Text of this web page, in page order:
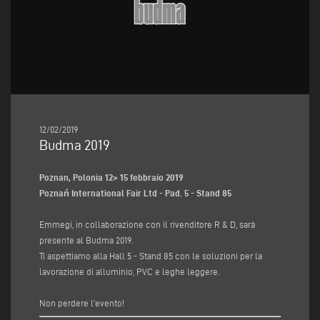
12/02/2019
Budma 2019
Poznan, Polonia 12> 15 febbraio 2019
Poznań International Fair Ltd - Pad. 5 - Stand 85
Emmegi, in collaborazione con il rivenditore R & D, sarà
presente al Budma 2019.
Ti aspettiamo alla Hall 5 - Stand 85 con le soluzioni per la
lavorazione di alluminio, PVC e leghe leggere.
Non perdere l'evento!